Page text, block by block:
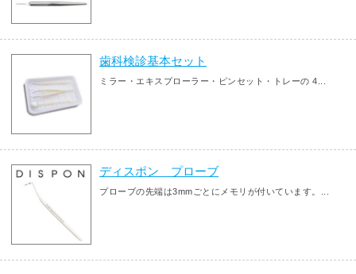
歯科検診基本セット
ミラー・エキスプローラー・ピンセット・トレーの 4...
ディスポン プローブ
プローブの先端は3mmごとにメモリが付いています。...